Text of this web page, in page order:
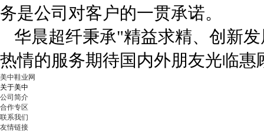
务是公司对客户的一贯承诺。
华晨超纤秉承"精益求精、创新
热情的服务期待国内外朋友光临惠
美中鞋业网
关于美中
公司简介
合作专区
联系我们
友情链接